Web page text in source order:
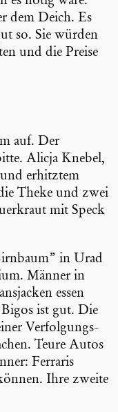
dem Deich. Es
so. Sie würden
und die Preise
auf. Der
Alicja Knebel,
erhitztem
Theke und zwei
mit Speck
in Urad
Männer in
essen
ist gut. Die
Verfol­gungs­
Teure Autos
Ferraris
Ihre zweite